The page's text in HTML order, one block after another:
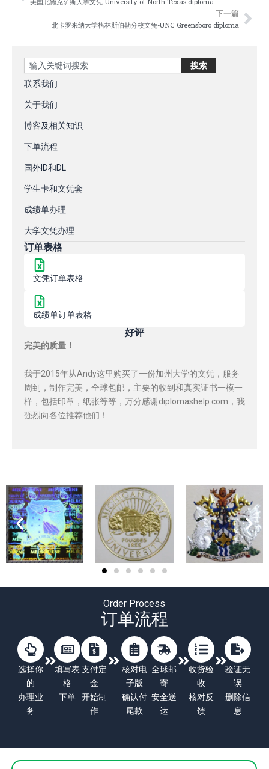
下一篇
北卡罗来纳大学格林斯伯勒分校文凭-UNC Greensboro diploma
Search 搜索
联系我们
关于我们
博客及相关知识
下单流程
国外ID和DL
学生卡和文凭套
成绩单办理
大学文凭办理
订单表格
文凭订单表格
成绩单订单表格
好评
完美的质量！
我于2015年从Andy这里购买了一份加州大学的文凭，服务
周到，制作完美，全球包邮，主要的收到和真实证书一模一
样，包括印章，纸张等等，万分感谢diplomashelp.com，我
强烈向各位推荐他们！
Order Process
订单流程
选择你
的
办理业
务
填写表
格
下单
支付定
金
开始制
作
核对电
子版
确认付
尾款
全球邮
寄
安全送
达
收货验
收
核对反
馈
验证无
误
删除信
息